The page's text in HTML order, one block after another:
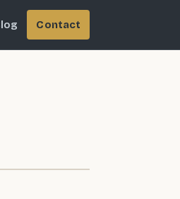
Contact